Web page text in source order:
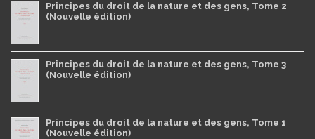
Principes du droit de la nature et des gens, Tome 2
(Nouvelle édition)
Principes du droit de la nature et des gens, Tome 3
(Nouvelle édition)
Principes du droit de la nature et des gens, Tome 1
(Nouvelle édition)